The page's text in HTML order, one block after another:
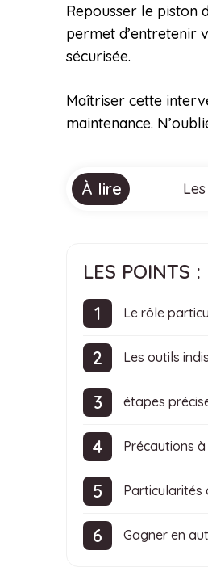
Repousser le piston
permet d’entretenir
sécurisée.
Maîtriser cette
maintenance.
À lire
LES POINTS :
Le rôle
Les outils
étapes
Précautions
Particularités
Gagner en